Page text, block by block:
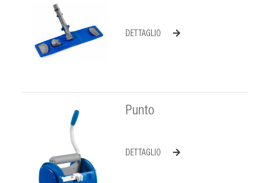
DETTAGLIO
Punto
DETTAGLIO